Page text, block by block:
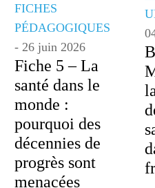
FICHES
PÉDAGOGIQUES
- 26 juin 2026
Fiche 5 – La
santé dans le
monde :
pourquoi des
décennies de
progrès sont
menacées